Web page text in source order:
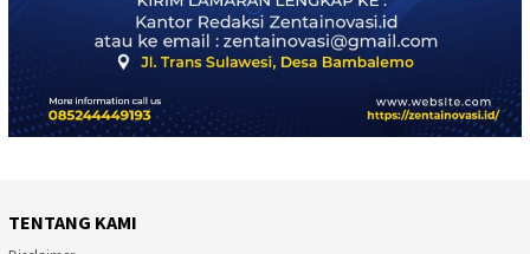
TENTANG KAMI